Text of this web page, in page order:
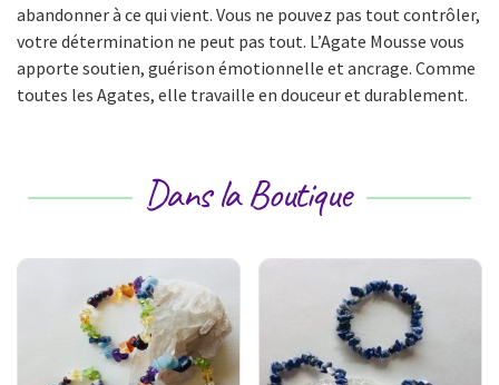
abandonner à ce qui vient. Vous ne pouvez pas tout contrôler,
votre détermination ne peut pas tout. L’Agate Mousse vous
apporte soutien, guérison émotionnelle et ancrage. Comme
toutes les Agates, elle travaille en douceur et durablement.
Dans la Boutique